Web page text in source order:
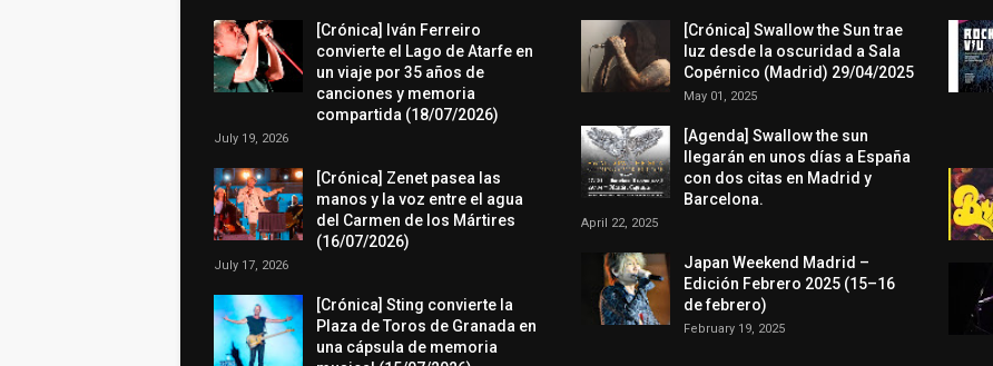
[Crónica] Iván Ferreiro
convierte el Lago de Atarfe en
un viaje por 35 años de
canciones y memoria
compartida (18/07/2026)
July 19, 2026
[Crónica] Zenet pasea las
manos y la voz entre el agua
del Carmen de los Mártires
(16/07/2026)
July 17, 2026
[Crónica] Sting convierte la
Plaza de Toros de Granada en
una cápsula de memoria
[Crónica] Swallow the Sun trae
luz desde la oscuridad a Sala
Copérnico (Madrid) 29/04/2025
May 01, 2025
[Agenda] Swallow the sun
llegarán en unos días a España
con dos citas en Madrid y
Barcelona.
April 22, 2025
Japan Weekend Madrid –
Edición Febrero 2025 (15–16
de febrero)
February 19, 2025